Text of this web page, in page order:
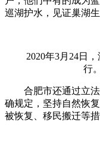
巡湖护水，见证巢湖生
2020年3月24日，
行
合肥市还通过立法
确规定，坚持自然恢
被恢复、移民搬迁等